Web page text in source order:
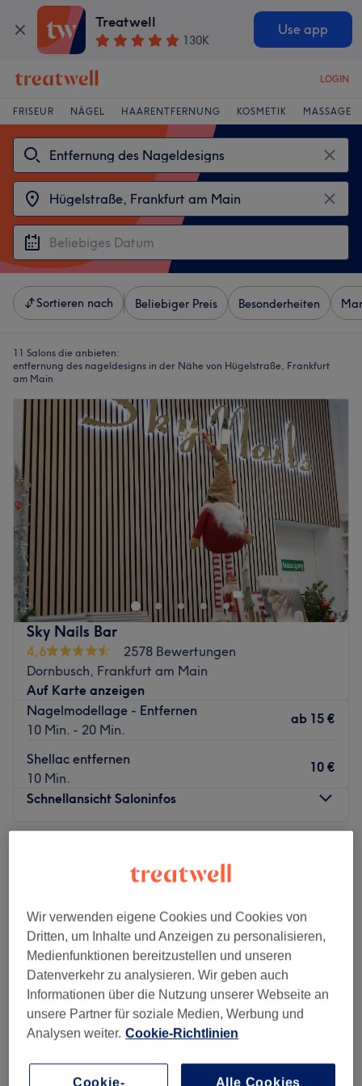
Treatwell
130K
Use app
LOGIN
FRISEUR NÄGEL HAARENTFERNUNG KOSMETIK MASSAGE
Sortieren nach Beliebiger Preis Besonderheiten
11 Salons die anbieten:
entfernung des nageldesigns in der Nähe von Hügelstraße, Frankfurt
am Main
Sky Nails Bar
4,6
2578 Bewertungen
Dornbusch, Frankfurt am Main
Auf Karte anzeigen
Nagelmodellage - Entfernen
10 Min. - 20 Min.
ab 15 €
Shellac entfernen
10 Min.
10 €
Schnellansicht Saloninfos
Freitag
08:00– 21:00
Samstag
08:00–21:00
Sonntag
Geschlossen
Träumst du von perfekt gestylten Nägeln nach den
neuesten Trends? Und von wunderschönen, gepflegten
Händen und Füßen? Dann bist du bei Sky Nails Bar, dem
Hügelstraße, genau richtig! Erfahre, wie schön auch
Wir verwenden eigene Cookies und Cookies von
Dritten, um Inhalte und Anzeigen zu personalisieren,
Medienfunktionen bereitzustellen und unseren
Datenverkehr zu analysieren. Wir geben auch
Informationen über die Nutzung unserer Webseite an
unsere Partner für soziale Medien, Werbung und
Analysen weiter. Cookie-Richtlinien
Cookie-
Alle Cookies